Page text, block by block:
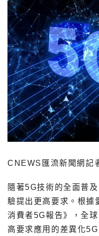
CNEWS匯流新聞網記
隨著5G技術的全面普
驗提出更高要求。根據
消費者5G報告》，全
高要求應用的差異化5G